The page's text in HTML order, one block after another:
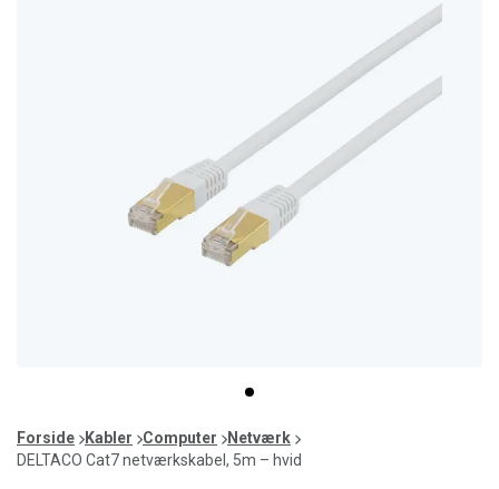
item
0
of
1
Forside Kabler Computer
Netværk
DELTACO Cat7 netværkskabel, 5m – hvid